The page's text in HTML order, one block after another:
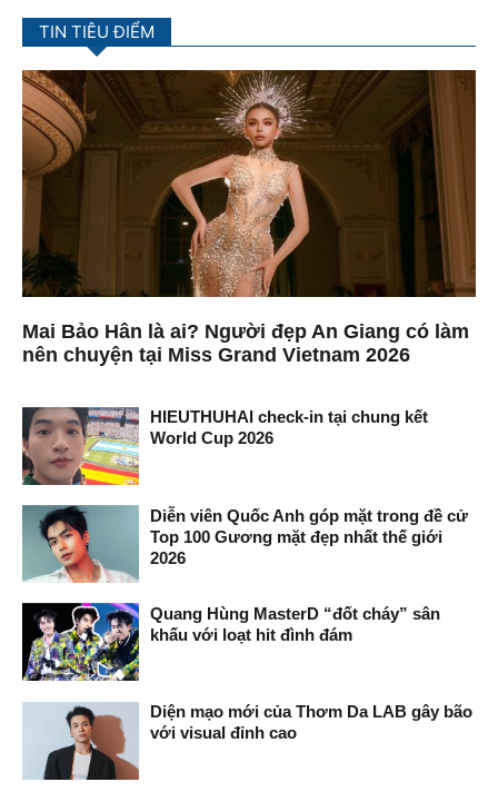
TIN TIÊU ĐIỂM
Mai Bảo Hân là ai? Người đẹp An Giang có làm
nên chuyện tại Miss Grand Vietnam 2026
HIEUTHUHAI check-in tại chung kết
World Cup 2026
Diễn viên Quốc Anh góp mặt trong đề cử
Top 100 Gương mặt đẹp nhất thế giới
2026
Quang Hùng MasterD “đốt cháy” sân
khấu với loạt hit đình đám
Diện mạo mới của Thơm Da LAB gây bão
với visual đỉnh cao